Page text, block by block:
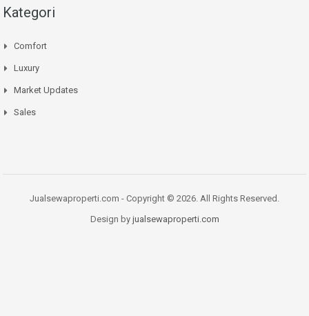
Kategori
Comfort
Luxury
Market Updates
Sales
Jualsewaproperti.com - Copyright © 2026. All Rights Reserved.
Design by jualsewaproperti.com